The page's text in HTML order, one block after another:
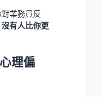
業務員反
沒有人比你更
理偏